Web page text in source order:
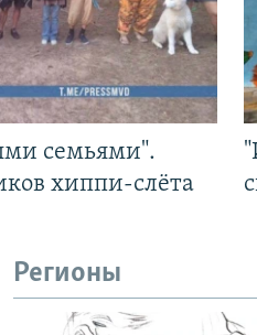
семьями".
хиппи-слёта
Регионы